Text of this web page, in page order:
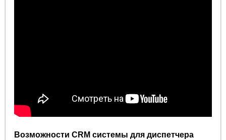
Возможности CRM системы для диспетчера